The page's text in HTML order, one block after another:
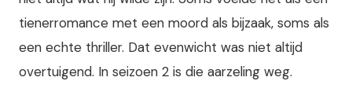
tienerromance met een moord als bijzaak, soms als
een echte thriller. Dat evenwicht was niet altijd
overtuigend. In seizoen 2 is die aarzeling weg.